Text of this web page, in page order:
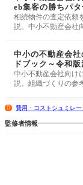
eb集客の勝ちパ
相続物件の査定依頼
説。中小不動産会社
中小の不動産会
ドブック～令和
ストア
中小不動産会社向け
説。組織づくりの参
費用・コストシュミレ
監修者情報